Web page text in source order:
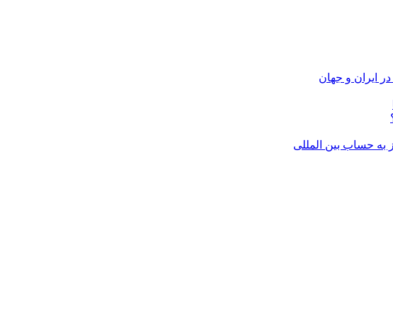
ایران و جهان
به حساب بین المللی